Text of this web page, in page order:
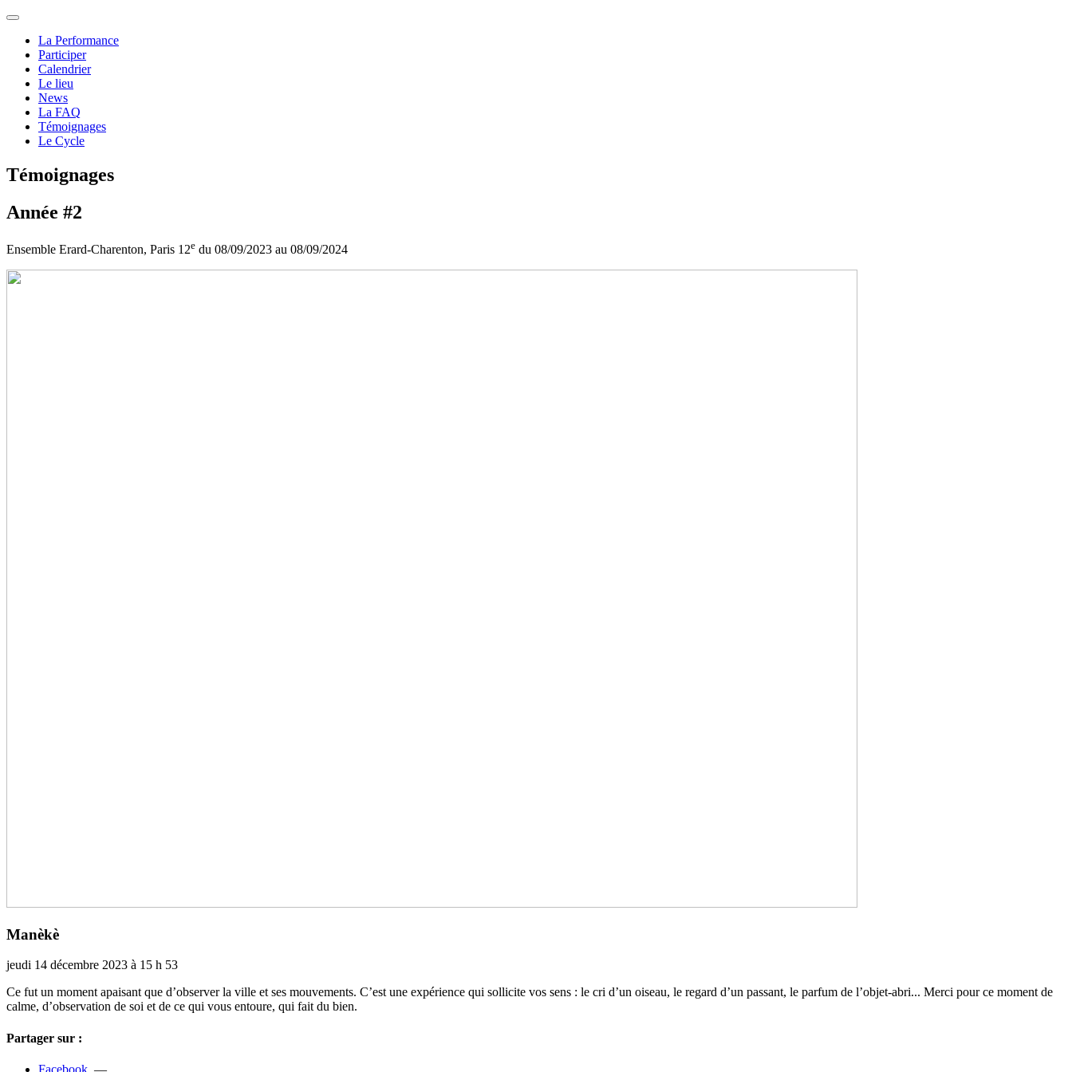
La Performance
Participer
Calendrier
Le lieu
News
La FAQ
Témoignages
Le Cycle
Témoignages
Année #2
Ensemble Erard-Charenton, Paris 12e du 08/09/2023 au 08/09/2024
Manèkè
jeudi 14 décembre 2023 à 15 h 53
Ce fut un moment apai­sant que d’obser­ver la ville et ses mou­ve­ments. C’est une expé­rience qui sol­li­cite vos sens : le cri d’un oiseau, le regard d’un pas­sant, le parfum de l’objet-abri... Merci pour ce moment de
calme, d’obser­va­tion de soi et de ce qui vous entoure, qui fait du bien.
Partager sur :
Facebook —